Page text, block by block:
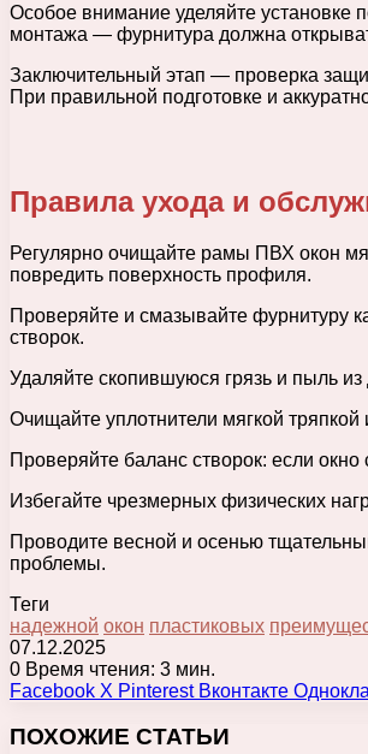
Особое внимание уделяйте установке
монтажа — фурнитура должна
Заключительный этап — проверка
При правильной подготовке и
Правила ухода и
Регулярно очищайте рамы ПВХ окон
повредить поверхность профиля.
Проверяйте и смазывайте фурнитуру
створок.
Удаляйте скопившуюся грязь и пыль
Очищайте уплотнители мягкой
Проверяйте баланс створок: если
Избегайте чрезмерных физических
Проводите весной и осенью
проблемы.
Теги
надежной окон пластиковых
07.12.2025
0 Время чтения: 3 мин.
Facebook X Pinterest Вконтакте
ПОХОЖИЕ СТАТЬИ